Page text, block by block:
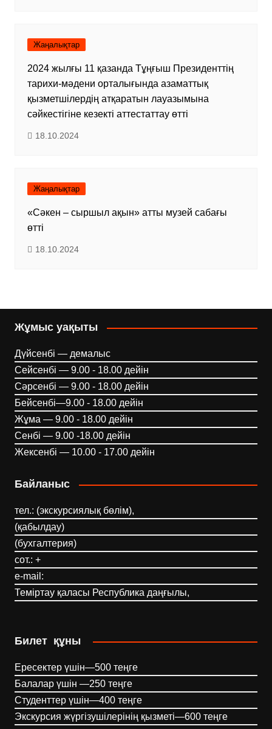
Жаңалықтар
2024 жылғы 11 қазанда Тұңғыш Президенттің
тарихи-мәдени орталығында азаматтық
қызметшілердің атқаратын лауазымына
сәйкестігіне кезекті аттестаттау өтті
18.10.2024
Жаңалықтар
«Сәкен – сыршыл ақын» атты музей сабағы
өтті
18.10.2024
Жұмыс уақыты
Дүйсенбі — демалыс
Сейсенбі — 9.00 - 18.00 дейін
Сәрсенбі — 9.00 - 18.00 дейін
Бейсенбі—9.00 - 18.00 дейін
Жұма — 9.00 - 18.00 дейін
Сенбі — 9.00 -18.00 дейін
Жексенбі — 10.00 - 17.00 дейін
Байланыс
тел.: (экскурсиялық бөлім),
(қабылдау)
(бухгалтерия)
сот.: +
e-mail:
Теміртау қаласы Республика даңғылы,
Билет құны
Ересектер үшін—500 теңге
Балалар үшін —250 теңге
Студенттер үшін—400 теңге
Экскурсия жүргізушілерінің қызметі—600 теңге